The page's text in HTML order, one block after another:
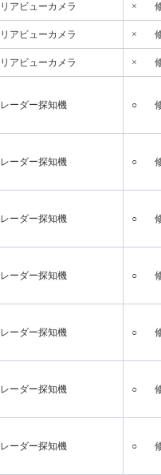
リアビューカメラ ×
リアビューカメラ ×
リアビューカメラ ×
レーダー探知機 ○
レーダー探知機 ○
レーダー探知機 ○
レーダー探知機 ○
レーダー探知機 ○
レーダー探知機 ○
レーダー探知機 ○